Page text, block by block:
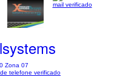
Zona 07
mail verificado
telefone verificado